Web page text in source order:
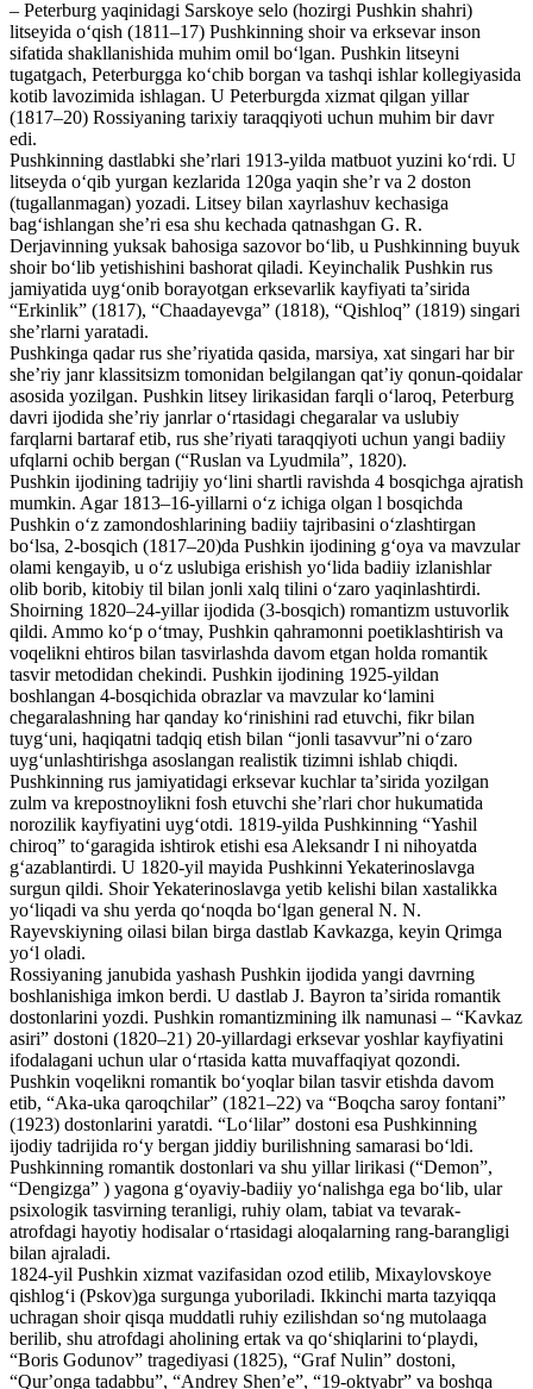
– Peterburg yaqinidagi Sarskoye selo (hozirgi Pushkin shahri)
litseyida oʻqish (1811–17) Pushkinning shoir va erksevar inson
sifatida shakllanishida muhim omil boʻlgan. Pushkin litseyni
tugatgach, Peterburgga koʻchib borgan va tashqi ishlar kollegiyasida
kotib lavozimida ishlagan. U Peterburgda xizmat qilgan yillar
(1817–20) Rossiyaning tarixiy taraqqiyoti uchun muhim bir davr
edi.
Pushkinning dastlabki sheʼrlari 1913-yilda matbuot yuzini koʻrdi. U
litseyda oʻqib yurgan kezlarida 120ga yaqin sheʼr va 2 doston
(tugallanmagan) yozadi. Litsey bilan xayrlashuv kechasiga
bagʻishlangan sheʼri esa shu kechada qatnashgan G. R.
Derjavinning yuksak bahosiga sazovor boʻlib, u Pushkinning buyuk
shoir boʻlib yetishishini bashorat qiladi. Keyinchalik Pushkin rus
jamiyatida uygʻonib borayotgan erksevarlik kayfiyati taʼsirida
“Erkinlik” (1817), “Chaadayevga” (1818), “Qishloq” (1819) singari
sheʼrlarni yaratadi.
Pushkinga qadar rus sheʼriyatida qasida, marsiya, xat singari har bir
sheʼriy janr klassitsizm tomonidan belgilangan qatʼiy qonun-qoidalar
asosida yozilgan. Pushkin litsey lirikasidan farqli oʻlaroq, Peterburg
davri ijodida sheʼriy janrlar oʻrtasidagi chegaralar va uslubiy
farqlarni bartaraf etib, rus sheʼriyati taraqqiyoti uchun yangi badiiy
ufqlarni ochib bergan (“Ruslan va Lyudmila”, 1820).
Pushkin ijodining tadrijiy yoʻlini shartli ravishda 4 bosqichga ajratish
mumkin. Agar 1813–16-yillarni oʻz ichiga olgan l bosqichda
Pushkin oʻz zamondoshlarining badiiy tajribasini oʻzlashtirgan
boʻlsa, 2-bosqich (1817–20)da Pushkin ijodining gʻoya va mavzular
olami kengayib, u oʻz uslubiga erishish yoʻlida badiiy izlanishlar
olib borib, kitobiy til bilan jonli xalq tilini oʻzaro yaqinlashtirdi.
Shoirning 1820–24-yillar ijodida (3-bosqich) romantizm ustuvorlik
qildi. Ammo koʻp oʻtmay, Pushkin qahramonni poetiklashtirish va
voqelikni ehtiros bilan tasvirlashda davom etgan holda romantik
tasvir metodidan chekindi. Pushkin ijodining 1925-yildan
boshlangan 4-bosqichida obrazlar va mavzular koʻlamini
chegaralashning har qanday koʻrinishini rad etuvchi, fikr bilan
tuygʻuni, haqiqatni tadqiq etish bilan “jonli tasavvur”ni oʻzaro
uygʻunlashtirishga asoslangan realistik tizimni ishlab chiqdi.
Pushkinning rus jamiyatidagi erksevar kuchlar taʼsirida yozilgan
zulm va krepostnoylikni fosh etuvchi sheʼrlari chor hukumatida
norozilik kayfiyatini uygʻotdi. 1819-yilda Pushkinning “Yashil
chiroq” toʻgaragida ishtirok etishi esa Aleksandr I ni nihoyatda
gʻazablantirdi. U 1820-yil mayida Pushkinni Yekaterinoslavga
surgun qildi. Shoir Yekaterinoslavga yetib kelishi bilan xastalikka
yoʻliqadi va shu yerda qoʻnoqda boʻlgan general N. N.
Rayevskiyning oilasi bilan birga dastlab Kavkazga, keyin Qrimga
yoʻl oladi.
Rossiyaning janubida yashash Pushkin ijodida yangi davrning
boshlanishiga imkon berdi. U dastlab J. Bayron taʼsirida romantik
dostonlarini yozdi. Pushkin romantizmining ilk namunasi – “Kavkaz
asiri” dostoni (1820–21) 20-yillardagi erksevar yoshlar kayfiyatini
ifodalagani uchun ular oʻrtasida katta muvaffaqiyat qozondi.
Pushkin voqelikni romantik boʻyoqlar bilan tasvir etishda davom
etib, “Aka-uka qaroqchilar” (1821–22) va “Boqcha saroy fontani”
(1923) dostonlarini yaratdi. “Loʻlilar” dostoni esa Pushkinning
ijodiy tadrijida roʻy bergan jiddiy burilishning samarasi boʻldi.
Pushkinning romantik dostonlari va shu yillar lirikasi (“Demon”,
“Dengizga” ) yagona gʻoyaviy-badiiy yoʻnalishga ega boʻlib, ular
psixologik tasvirning teranligi, ruhiy olam, tabiat va tevarak-
atrofdagi hayotiy hodisalar oʻrtasidagi aloqalarning rang-barangligi
bilan ajraladi.
1824-yil Pushkin xizmat vazifasidan ozod etilib, Mixaylovskoye
qishlogʻi (Pskov)ga surgunga yuboriladi. Ikkinchi marta tazyiqqa
uchragan shoir qisqa muddatli ruhiy ezilishdan soʻng mutolaaga
berilib, shu atrofdagi aholining ertak va qoʻshiqlarini toʻplaydi,
“Boris Godunov” tragediyasi (1825), “Graf Nulin” dostoni,
“Qurʼonga tadabbu”, “Andrey Shenʼe”, “19-oktyabr” va boshqa